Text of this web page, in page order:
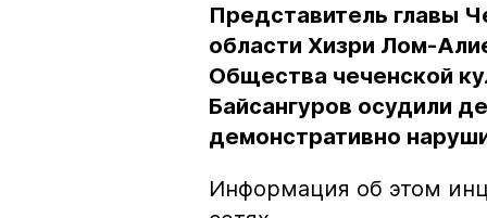
Представитель главы
области Хизри Лом-
Общества чеченской
Байсангуров осудили
демонстративно
Информация об этом